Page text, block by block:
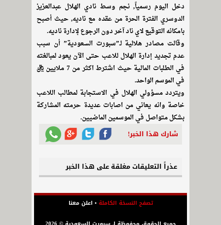
دخل اليوم رسمياً, نجم وسط نادي الهلال عبدالعزيز
الدوسري الفترة الحرة من عقده مع ناديه, حيث أصبح
بامكانه التوقيع لاي ناد آخر دون الرجوع لإدارة ناديه.
وقالت مصادر هلالية لـ”سبورت السعودية” أن سبب
عدم تجديد إدارة الهلال للاعب حتى الآن يعود لمبالغته
في الطلبات المالية حيث اشترط اكثر من 7 ملايين ريال
في الموسم الواحد.
ويتردد مسؤولي الهلال في الاستجابة لمطالب اللاعب
خاصة وانه يعاني من اصابات عديدة حرمته المشاركة
بشكل متواصل في الموسمين الماضيين.
شارك هذا الخبر!
عذراً التعليقات مغلقة على هذا الخبر
تصفح النسخة الكاملة• اعلن معنا